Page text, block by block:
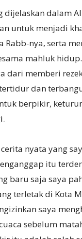
dijelaskan dalam
untuk menjadi
Rabb-nya, serta
mahluk
dari memberi
dan
berpikir,
nyata yang
itu
baru saja saya
terletak di Kota
saya
sebelum